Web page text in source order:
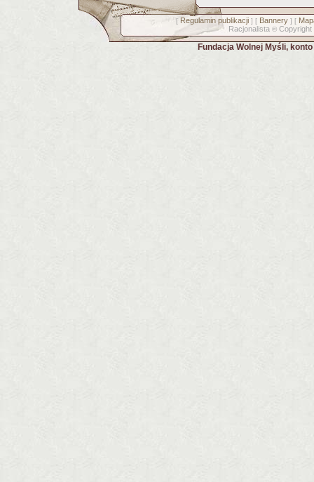
[ Regulamin publikacji] [ Bannery] [
Racjonalista © Copyright
Fundacja Wolnej Myśli,